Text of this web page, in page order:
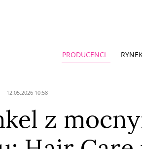
PRODUCENCI
12.05.2026 10:58
z